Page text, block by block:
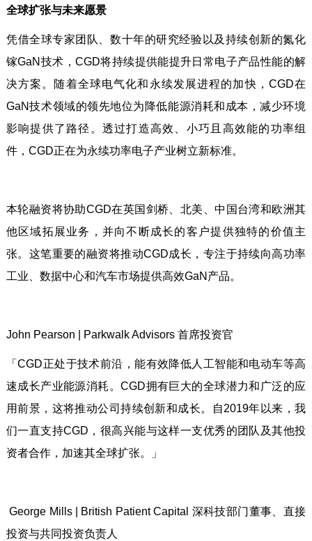
全球扩张与未来愿景
凭借全球专家团队、数十年的研究经验以及持续创新的氮化
镓GaN技术，CGD将持续提供能提升日常电子产品性能的解
决方案。随着全球电气化和永续发展进程的加快，CGD在
GaN技术领域的领先地位为降低能源消耗和成本，减少环境
影响提供了路径。透过打造高效、小巧且高效能的功率组
件，CGD正在为永续功率电子产业树立新标准。
本轮融资将协助CGD在英国剑桥、北美、中国台湾和欧洲其
他区域拓展业务，并向不断成长的客户提供独特的价值主
张。这笔重要的融资将推动CGD成长，专注于持续向高功率
工业、数据中心和汽车市场提供高效GaN产品。
John Pearson | Parkwalk Advisors 首席投资官
「CGD正处于技术前沿，能有效降低人工智能和电动车等高
速成长产业能源消耗。CGD拥有巨大的全球潜力和广泛的应
用前景，这将推动公司持续创新和成长。自2019年以来，我
们一直支持CGD，很高兴能与这样一支优秀的团队及其他投
资者合作，加速其全球扩张。」
George Mills | British Patient Capital 深科技部门董事、直接
投资与共同投资负责人